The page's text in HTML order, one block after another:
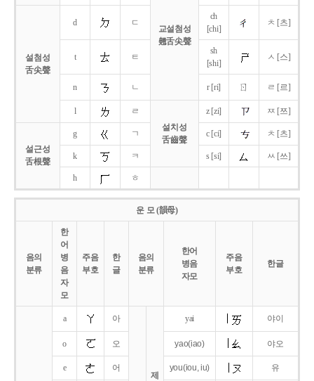
교설첨성
翹舌尖聲
설첨성
舌尖聲
d ㄷ
ch
[chi]
ㅊ [츠]
t ㅌ
sh
[shi]
ㅅ [스]
n ㄴ r [ri] ㄖ ㄹ [르]
l
ㄹ
설치성
舌齒聲
z [zi] ㅉ [쯔]
설근성
舌根聲
g ㄱ c [ci] ㅊ [츠]
k ㅋ s [si] ㅆ [쓰]
h ㅎ
운 모 (韻母)
음의
분류
한
어
병
음
자
모
주음
부호
한
글
음의
분류
한어
병음
자모
주음
부호
한글
a 아
제
yai 야이
o 오 yao(iao) 야오
e 어 you(iou,iu) 유